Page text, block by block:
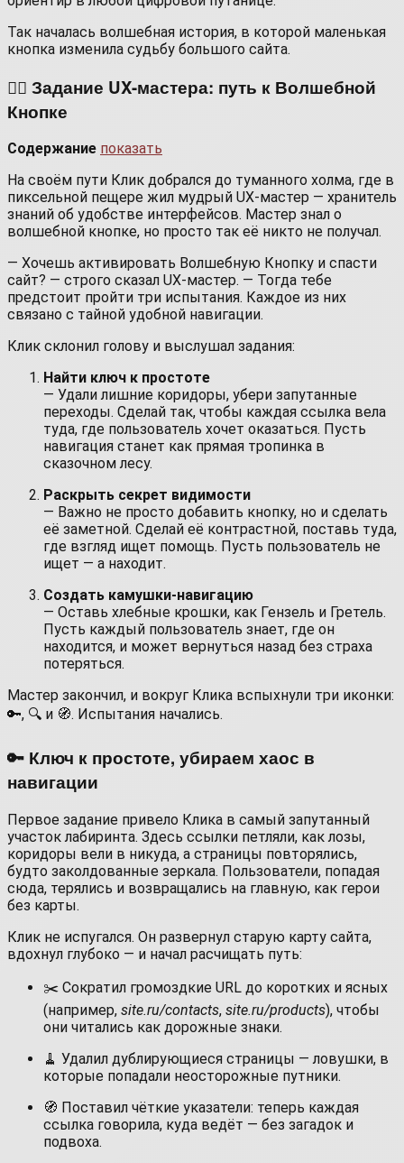
Так началась волшебная история, в которой маленькая
кнопка изменила судьбу большого сайта.
🧙‍♂️ Задание UX-мастера: путь к Волшебной
Кнопке
Содержание показать
На своём пути Клик добрался до туманного холма, где в
пиксельной пещере жил мудрый UX-мастер — хранитель
знаний об удобстве интерфейсов. Мастер знал о
волшебной кнопке, но просто так её никто не получал.
— Хочешь активировать Волшебную Кнопку и спасти
сайт? — строго сказал UX-мастер. — Тогда тебе
предстоит пройти три испытания. Каждое из них
связано с тайной удобной навигации.
Клик склонил голову и выслушал задания:
Найти ключ к простоте
— Удали лишние коридоры, убери запутанные
переходы. Сделай так, чтобы каждая ссылка вела
туда, где пользователь хочет оказаться. Пусть
навигация станет как прямая тропинка в
сказочном лесу.
Раскрыть секрет видимости
— Важно не просто добавить кнопку, но и сделать
её заметной. Сделай её контрастной, поставь туда,
где взгляд ищет помощь. Пусть пользователь не
ищет — а находит.
Создать камушки-навигацию
— Оставь хлебные крошки, как Гензель и Гретель.
Пусть каждый пользователь знает, где он
находится, и может вернуться назад без страха
потеряться.
Мастер закончил, и вокруг Клика вспыхнули три иконки:
🔑, 🔍 и 🧭. Испытания начались.
🔑 Ключ к простоте, убираем хаос в
навигации
Первое задание привело Клика в самый запутанный
участок лабиринта. Здесь ссылки петляли, как лозы,
коридоры вели в никуда, а страницы повторялись,
будто заколдованные зеркала. Пользователи, попадая
сюда, терялись и возвращались на главную, как герои
без карты.
Клик не испугался. Он развернул старую карту сайта,
вдохнул глубоко — и начал расчищать путь:
✂️ Сократил громоздкие URL до коротких и ясных
(например, site.ru/contacts, site.ru/products), чтобы
они читались как дорожные знаки.
🧹 Удалил дублирующиеся страницы — ловушки, в
которые попадали неосторожные путники.
🧭 Поставил чёткие указатели: теперь каждая
ссылка говорила, куда ведёт — без загадок и
подвоха.